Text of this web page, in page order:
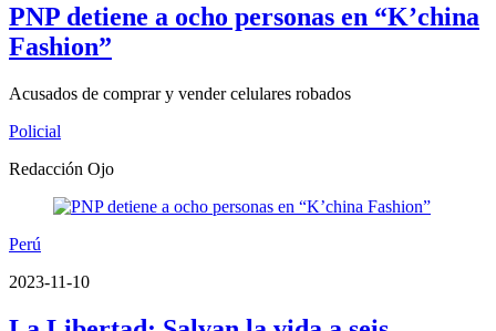
PNP detiene a ocho personas en “K’china
Fashion”
Acusados de comprar y vender celulares robados
Policial
Redacción Ojo
Perú
2023-11-10